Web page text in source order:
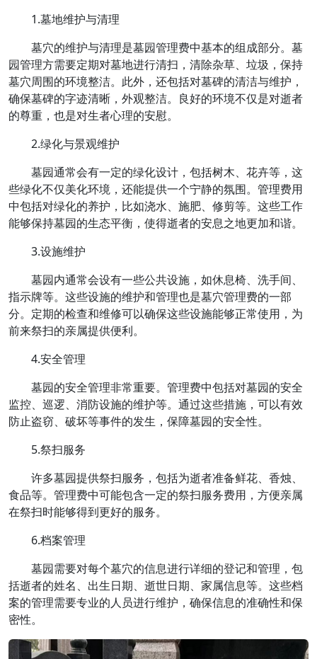
1.墓地维护与清理
墓穴的维护与清理是墓园管理费中基本的组成部分。墓
园管理方需要定期对墓地进行清扫，清除杂草、垃圾，保持
墓穴周围的环境整洁。此外，还包括对墓碑的清洁与维护，
确保墓碑的字迹清晰，外观整洁。良好的环境不仅是对逝者
的尊重，也是对生者心理的安慰。
2.绿化与景观维护
墓园通常会有一定的绿化设计，包括树木、花卉等，这
些绿化不仅美化环境，还能提供一个宁静的氛围。管理费用
中包括对绿化的养护，比如浇水、施肥、修剪等。这些工作
能够保持墓园的生态平衡，使得逝者的安息之地更加和谐。
3.设施维护
墓园内通常会设有一些公共设施，如休息椅、洗手间、
指示牌等。这些设施的维护和管理也是墓穴管理费的一部
分。定期的检查和维修可以确保这些设施能够正常使用，为
前来祭扫的亲属提供便利。
4.安全管理
墓园的安全管理非常重要。管理费中包括对墓园的安全
监控、巡逻、消防设施的维护等。通过这些措施，可以有效
防止盗窃、破坏等事件的发生，保障墓园的安全性。
5.祭扫服务
许多墓园提供祭扫服务，包括为逝者准备鲜花、香烛、
食品等。管理费中可能包含一定的祭扫服务费用，方便亲属
在祭扫时能够得到更好的服务。
6.档案管理
墓园需要对每个墓穴的信息进行详细的登记和管理，包
括逝者的姓名、出生日期、逝世日期、家属信息等。这些档
案的管理需要专业的人员进行维护，确保信息的准确性和保
密性。